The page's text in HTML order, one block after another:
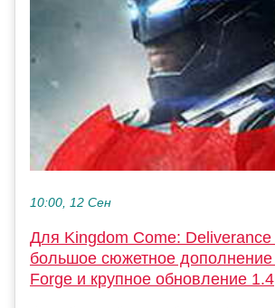
10:00, 12 Сен
Для Kingdom Come:
большое сюжетное
Forge и крупное обновление 1.4